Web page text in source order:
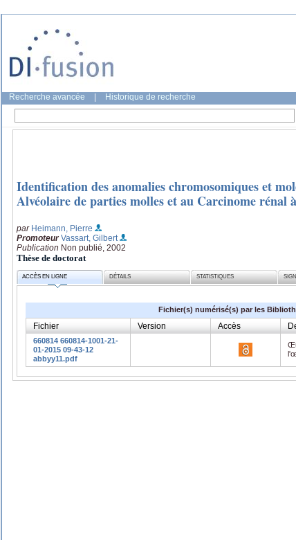
Recherche avancée Historique de recherche
Identification des anomalies chromosomiques et
Alvéolaire de parties molles et au Carcinome rénal
par Heimann, Pierre
Promoteur Vassart, Gilbert
Publication Non publié, 2002
Thèse de doctorat
ACCÈS EN LIGNE DÉTAILS STATISTIQUES
Fichier(s) numérisé(s) par les
Fichier Version Accès
660814 660814-1001-21-
01-2015 09-43-12
abbyy11.pdf